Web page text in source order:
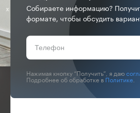
Собираете информацию?
формате, чтобы обсудить
Нажимая кнопку “Получить”, я даю
Подробнее об обработке в Политике.